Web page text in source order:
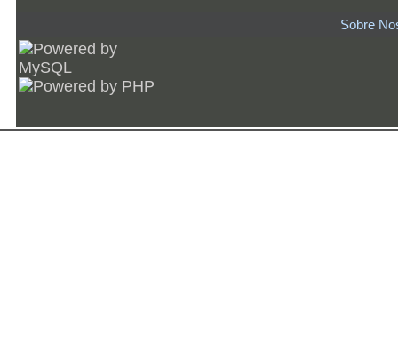
Sobre